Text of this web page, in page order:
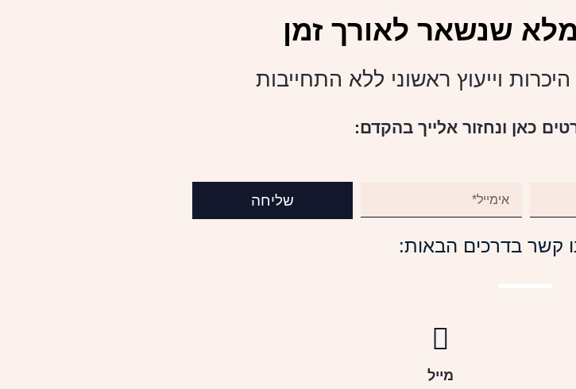
שנשאר לאורך זמן
וייעוץ ראשוני ללא התחייבות
כאן ונחזור אלייך בהקדם:
שליחה
קשר בדרכים הבאות:
מייל